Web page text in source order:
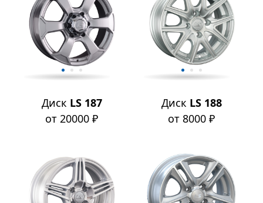
Диск LS 187
от 20000 ₽
Диск LS 188
от 8000 ₽